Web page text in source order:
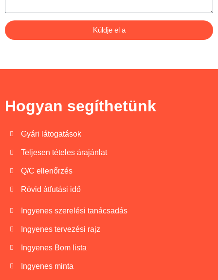
Küldje el a
Hogyan segíthetünk
Gyári látogatások
Teljesen tételes árajánlat
Q/C ellenőrzés
Rövid átfutási idő
Ingyenes szerelési tanácsadás
Ingyenes tervezési rajz
Ingyenes Bom lista
Ingyenes minta